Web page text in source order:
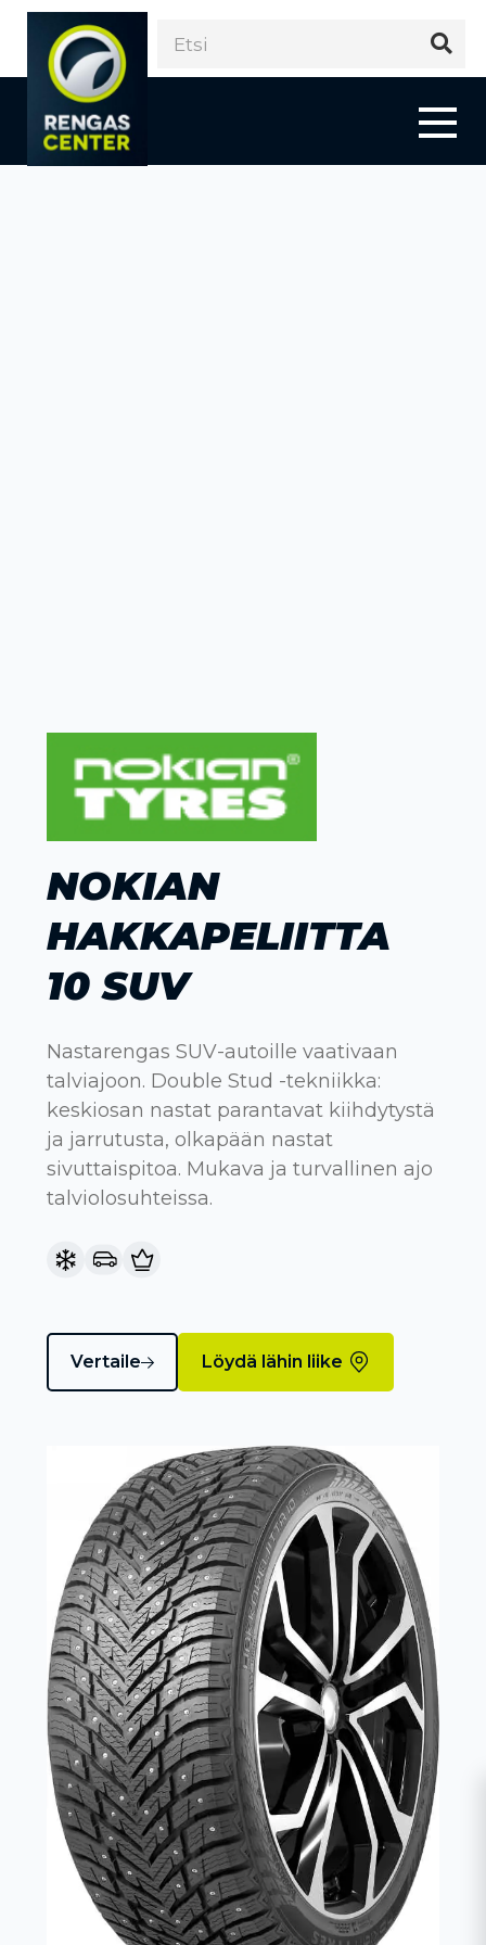
NOKIAN
HAKKAPELIITTA
10 SUV
Nastarengas SUV-autoille vaativaan
talviajoon. Double Stud -tekniikka:
keskiosan nastat parantavat kiihdytystä
ja jarrutusta, olkapään nastat
sivuttaispitoa. Mukava ja turvallinen ajo
talviolosuhteissa.
Vertaile Löydä lähin liike